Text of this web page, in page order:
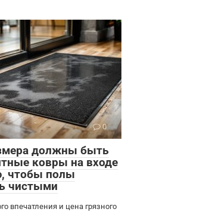
0
должны быть
ковры на входе
чтобы полы
чистыми
впечатления и цена грязного